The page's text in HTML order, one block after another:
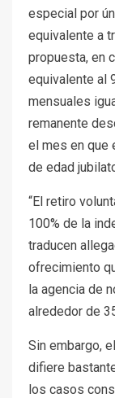
especial por
equivalente a
propuesta, en
equivalente al
mensuales
remanente
el mes en que
de edad
“El retiro
100% de la
traducen
ofrecimiento
la agencia de
alrededor de
Sin embargo,
difiere
los casos